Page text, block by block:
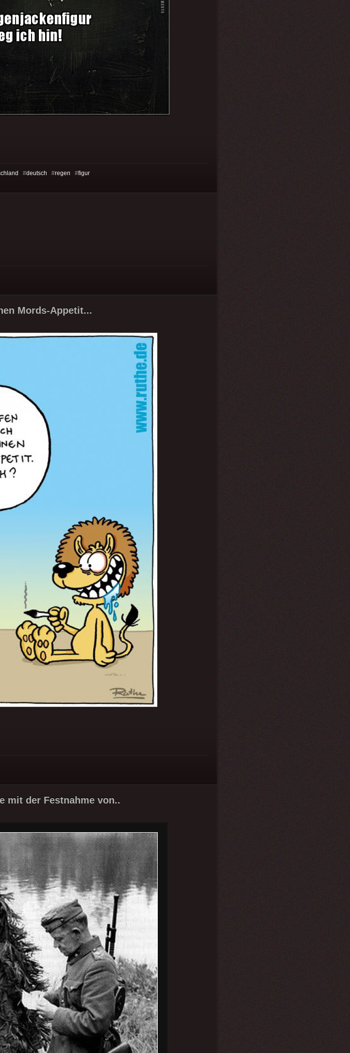
#deutsch #regen #figur
Mords-Appetit...
mit der Festnahme von..